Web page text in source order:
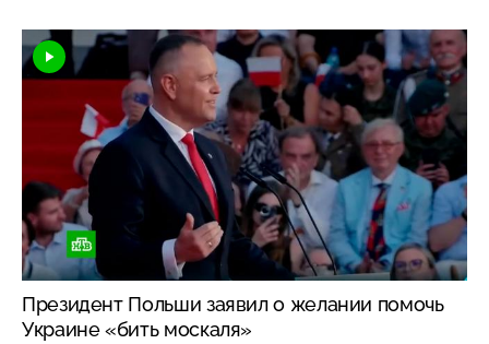
Президент Польши заявил о желании помочь
Украине «бить москаля»